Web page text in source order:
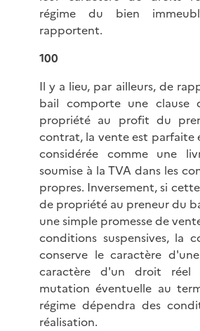
régime du bien
rapportent.
100
Il y a lieu, par ailleurs, de
bail comporte une clause
propriété au profit du
contrat, la vente est parfaite
considérée comme une
soumise à la TVA dans les
propres. Inversement, si
de propriété au preneur du
une simple promesse de
conditions suspensives, la
conserve le caractère
caractère d'un droit réel
mutation éventuelle au
régime dépendra des
réalisation.